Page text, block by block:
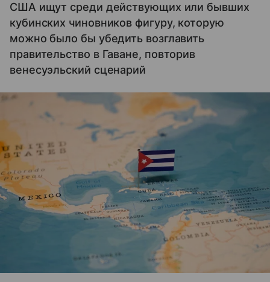
США ищут среди действующих или бывших
кубинских чиновников фигуру, которую
можно было бы убедить возглавить
правительство в Гаване, повторив
венесуэльский сценарий